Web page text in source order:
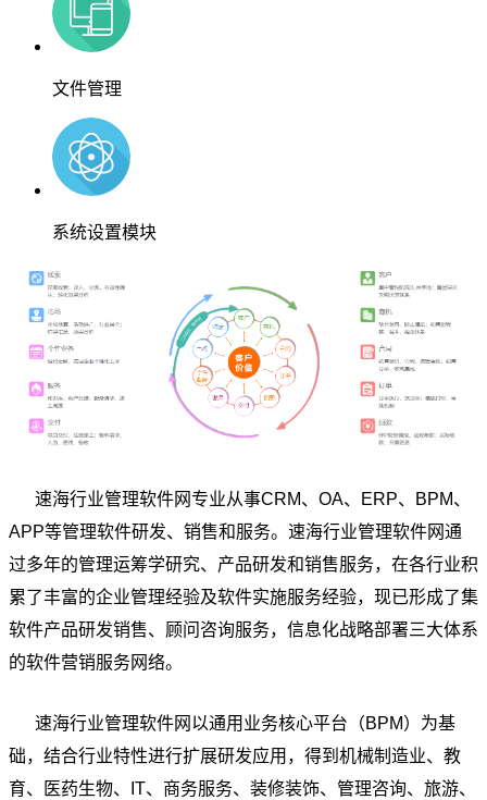
文件管理
系统设置模块
速海行业管理软件网专业从事CRM、OA、ERP、BPM、
APP等管理软件研发、销售和服务。速海行业管理软件网通
过多年的管理运筹学研究、产品研发和销售服务，在各行业积
累了丰富的企业管理经验及软件实施服务经验，现已形成了集
软件产品研发销售、顾问咨询服务，信息化战略部署三大体系
的软件营销服务网络。
速海行业管理软件网以通用业务核心平台（BPM）为基
础，结合行业特性进行扩展研发应用，得到机械制造业、教
育、医药生物、IT、商务服务、装修装饰、管理咨询、旅游、